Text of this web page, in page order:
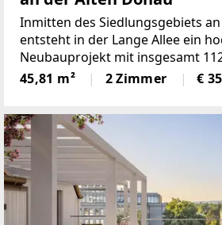
Inmitten des Siedlungsgebiets
entsteht in der Lange Allee ein
Neubauprojekt mit insgesamt
Eigentumswohnungen, wovon
Wohnungen geplant sind. Der
45,81 m² 2 Zimmer €